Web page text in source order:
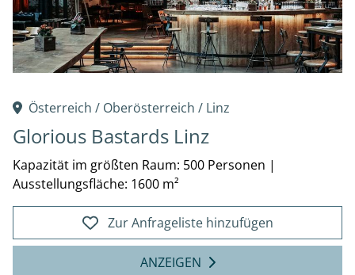
Österreich / Oberösterreich / Linz
Glorious Bastards Linz
Kapazität im größten Raum: 500 Personen |
Ausstellungsfläche: 1600 m²
Zur Anfrageliste hinzufügen
ANZEIGEN